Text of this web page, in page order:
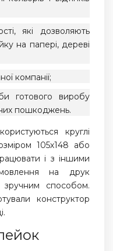
які дозволяють
на папері, дереві
компанії;
готового виробу
пошкоджень.
круглі
105х148 або
і з іншими
на друк
способом.
конструктор